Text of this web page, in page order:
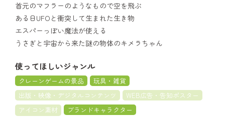
首元のマフラーのようなもので空を飛ぶ
ある日UFOと衝突して生まれた生き物
エスパーっぽい魔法が使える
うさぎと宇宙から来た謎の物体のキメラちゃん
使ってほしいジャンル
クレーンゲームの景品
玩具・雑貨
出版・映像・デジタルコンテンツ
WEB広告・告知ポスター
アイコン素材
ブランドキャラクター